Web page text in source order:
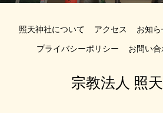
照天神社について アクセス お知ら
プライバシーポリシー お問い
宗教法人 照